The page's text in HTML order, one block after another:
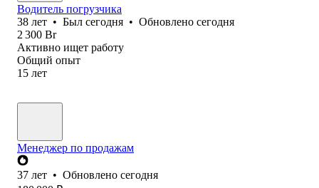
Водитель погрузчика
38 лет • Был сегодня • Обновлено сегодня
2 300 Br
Активно ищет работу
Общий опыт
15 лет
Менеджер по продажам
37 лет • Обновлено сегодня